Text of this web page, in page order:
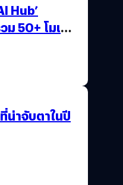
Hub’
50+ โมเดล
น่าจับตาในปี